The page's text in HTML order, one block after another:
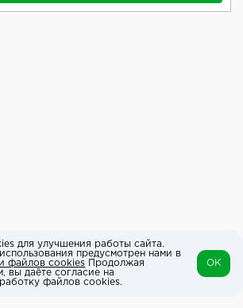
для улучшения работы сайта.
предусмотрен нами в
файлов cookies Продолжая
вы даёте согласие на
файлов cookies.
OK